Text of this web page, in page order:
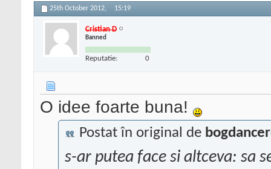
25th October 2012, 15:19
Cristian D
Banned
Reputatie: 0
O idee foarte buna!
Postat în original de
s-ar putea face si altceva: sa